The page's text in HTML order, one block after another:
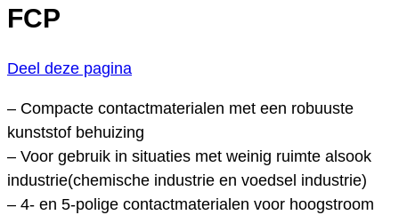
FCP
Deel deze pagina
– Compacte contactmaterialen met een robuuste
kunststof behuizing
– Voor gebruik in situaties met weinig ruimte alsook
industrie(chemische industrie en voedsel industrie)
– 4- en 5-polige contactmaterialen voor hoogstroom